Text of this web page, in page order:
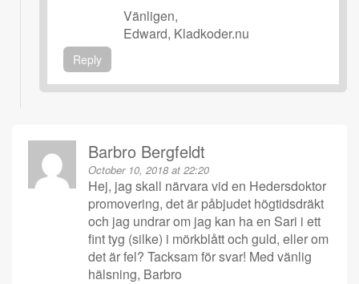
Vänligen,
Edward, Kladkoder.nu
Reply
Barbro Bergfeldt
October 10, 2018 at 22:20
Hej, jag skall närvara vid en Hedersdoktor
promovering, det är påbjudet högtidsdräkt
och jag undrar om jag kan ha en Sari i ett
fint tyg (silke) i mörkblått och guld, eller om
det är fel? Tacksam för svar! Med vänlig
hälsning, Barbro